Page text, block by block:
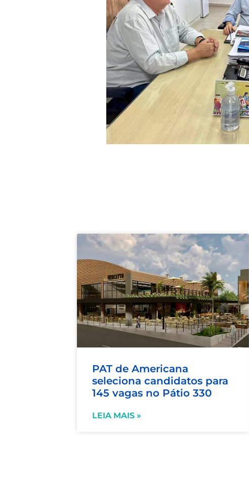
PAT de Americana
seleciona candidatos para
145 vagas no Pátio 330
LEIA MAIS »